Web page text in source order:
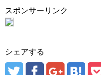
スポンサーリンク
シェアする